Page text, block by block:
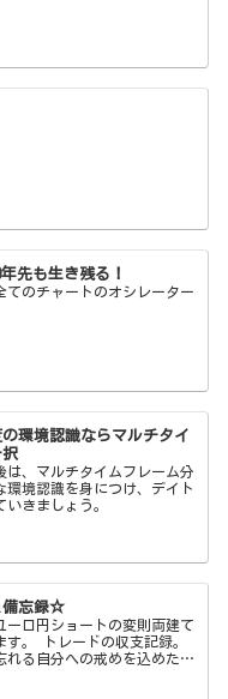
年先も生き残る！
てのチャートのオシレーター
環境認識ならマルチタイ
択
は、マルチタイムフレーム分
環境認識を身につけ、デイト
いきましょう。
備忘録☆
ーロ円ショートの変則両建て
す。 トレードの収支記録。
れる自分への戒めを込めた備